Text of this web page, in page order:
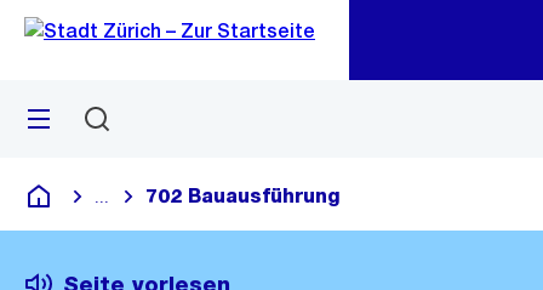
Navigation
Sprunglink
Menü
Deutsch
Blende alle Breadcrumbs ein
702 Bauausführung
Seite vorlesen